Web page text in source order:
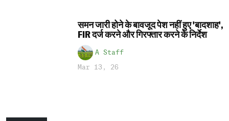
समन जारी होने के बावजूद पेश नहीं हुए 'बादशाह',
FIR दर्ज करने और गिरफ्तार करने के निर्देश
A Staff
Mar 13, 26